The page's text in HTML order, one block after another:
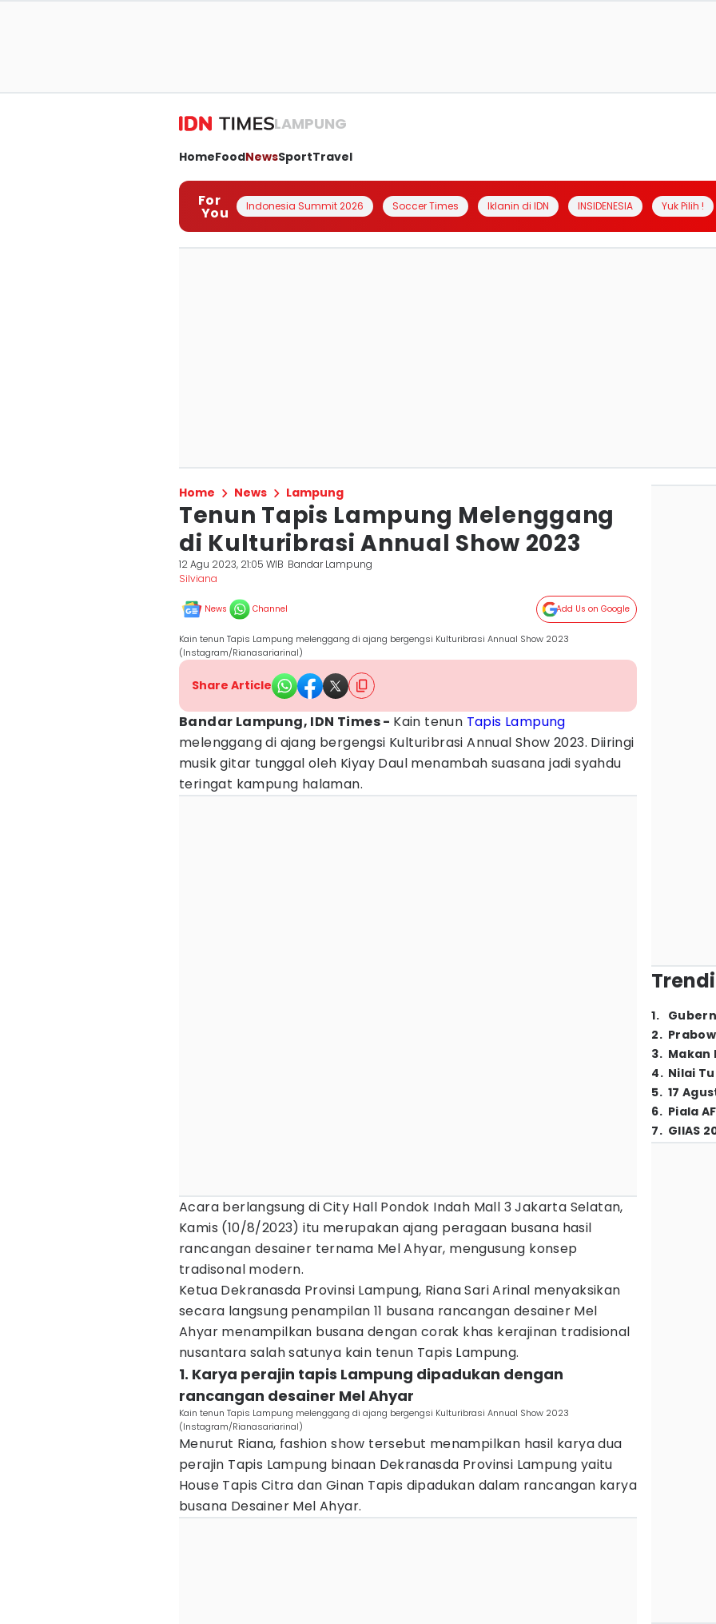
LAMPUNG
HomeFoodNewsSportTravel
For
You Indonesia Summit 2026 Soccer Times Iklanin di IDN INSIDENESIA Yuk Pilih !
Home News Lampung
Tenun Tapis Lampung Melenggang
di Kulturibrasi Annual Show 2023
12 Agu 2023, 21:05 WIB Bandar Lampung
Silviana
News Channel Add Us on Google
Kain tenun Tapis Lampung melenggang di ajang bergengsi Kulturibrasi Annual Show 2023
(Instagram/Rianasariarinal)
Share Article
Bandar Lampung, IDN Times - Kain tenun Tapis Lampung
melenggang di ajang bergengsi Kulturibrasi Annual Show 2023. Diiringi
musik gitar tunggal oleh Kiyay Daul menambah suasana jadi syahdu
teringat kampung halaman.
Acara berlangsung di City Hall Pondok Indah Mall 3 Jakarta Selatan,
Kamis (10/8/2023) itu merupakan ajang peragaan busana hasil
rancangan desainer ternama Mel Ahyar, mengusung konsep
tradisonal modern.
Ketua Dekranasda Provinsi Lampung, Riana Sari Arinal menyaksikan
secara langsung penampilan 11 busana rancangan desainer Mel
Ahyar menampilkan busana dengan corak khas kerajinan tradisional
nusantara salah satunya kain tenun Tapis Lampung.
1. Karya perajin tapis Lampung dipadukan dengan
rancangan desainer Mel Ahyar
Kain tenun Tapis Lampung melenggang di ajang bergengsi Kulturibrasi Annual Show 2023
(Instagram/Rianasariarinal)
Menurut Riana, fashion show tersebut menampilkan hasil karya dua
perajin Tapis Lampung binaan Dekranasda Provinsi Lampung yaitu
House Tapis Citra dan Ginan Tapis dipadukan dalam rancangan karya
busana Desainer Mel Ahyar.
1.
2.
3. Makan
4. Nilai
5. 17
6. Piala
7. GIIAS